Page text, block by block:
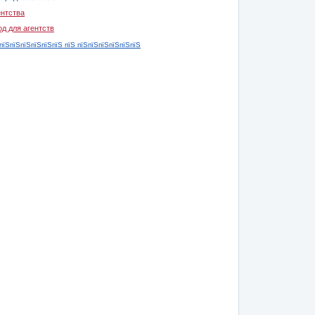
для агентств
пїЅ пїЅпїЅпїЅпїЅпїЅпїЅ